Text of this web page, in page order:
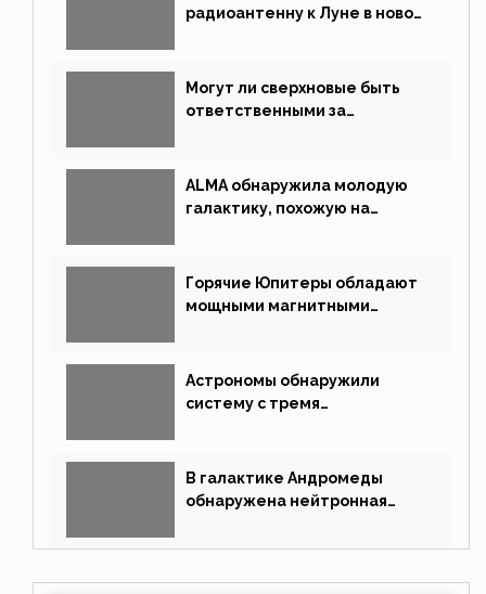
радиоантенну к Луне в новой
Могут ли сверхновые быть
ответственными за
ALMA обнаружила молодую
галактику, похожую на
Горячие Юпитеры обладают
мощными магнитными
Астрономы обнаружили
систему с тремя
В галактике Андромеды
обнаружена нейтронная